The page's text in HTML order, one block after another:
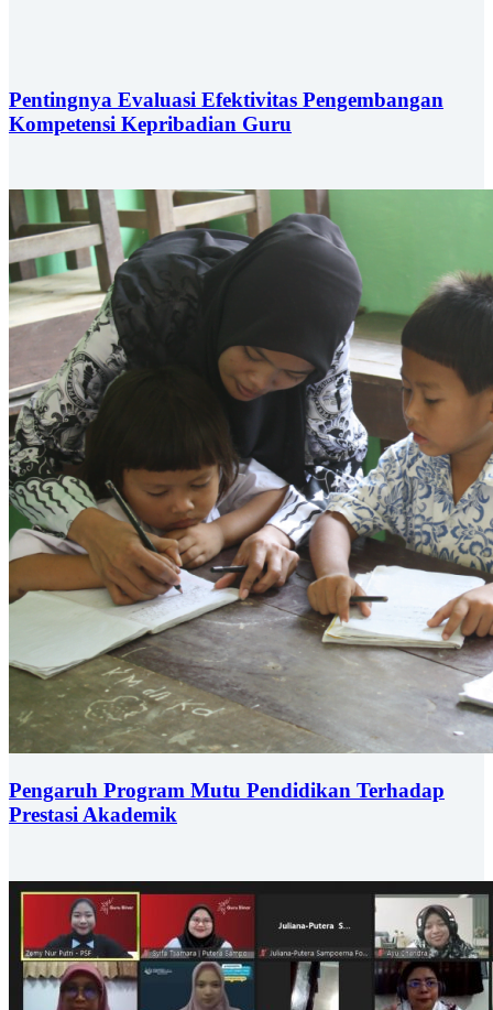
Pentingnya Evaluasi Efektivitas Pengembangan
Kompetensi Kepribadian Guru
Pengaruh Program Mutu Pendidikan Terhadap
Prestasi Akademik